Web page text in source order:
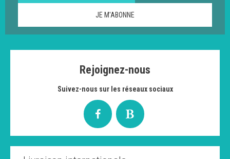
Rejoignez-nous
Suivez-nous sur les réseaux sociaux